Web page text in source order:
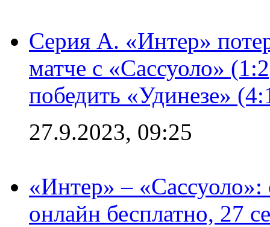
Серия А. «Интер»
матче с «Сассуоло»
победить «Удинезе»
27.9.2023, 09:25
«Интер» –
онлайн бесплатно, 27